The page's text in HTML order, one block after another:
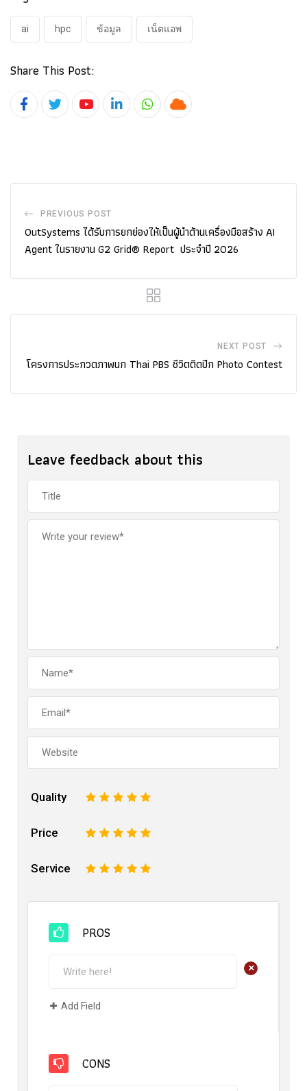
ai hpc ข้อมูล เน็ตแอพ
Share This Post:
YoutubeLinkedInWhatsapp
Cloud
PREVIOUS POST
OutSystems ได้รับการยกย่องให้เป็นผู้นำด้านเครื่องมือสร้าง AI
Agent ในรายงาน G2 Grid® Report ประจำปี 2026
NEXT POST
โครงการประกวดภาพนก Thai PBS ชีวิตติดปีก Photo Contest
Leave feedback about this
Quality 5
4
3
2
Price 5
4
3
2
Service 5
4
3
2
PROS
+
Add Field
CONS